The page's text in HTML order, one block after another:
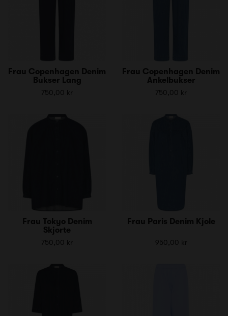
Frau Copenhagen Denim
Bukser Lang
750,00 kr
Frau Copenhagen Denim
Ankelbukser
750,00 kr
Frau Tokyo Denim
Skjorte
750,00 kr
Frau Paris Denim Kjole
950,00 kr